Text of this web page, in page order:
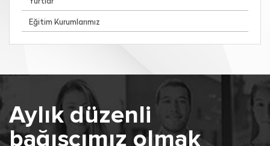
Yurtlar
Eğitim Kurumlarımız
Aylık düzenli
bağışçımız olmak